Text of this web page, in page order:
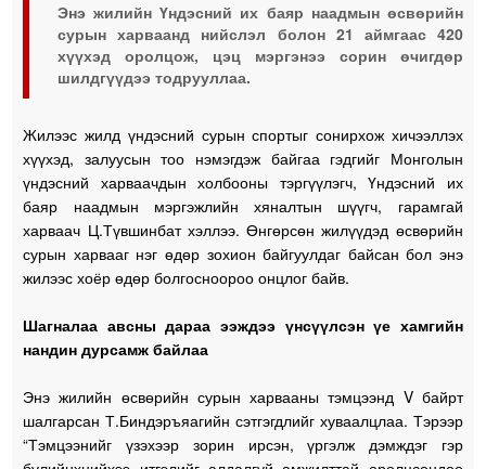
Энэ жилийн Үндэсний их баяр наадмын өсвөрийн
сурын харваанд нийслэл болон 21 аймгаас 420
хүүхэд оролцож, цэц мэргэнээ сорин өчигдөр
шилдгүүдээ тодрууллаа.
Жилээс жилд үндэсний сурын спортыг сонирхож хичээллэх
хүүхэд, залуусын тоо нэмэгдэж байгаа гэдгийг Монголын
үндэсний харваачдын холбооны тэргүүлэгч, Үндэсний их
баяр наадмын мэргэжлийн хяналтын шүүгч, гарамгай
харваач Ц.Түвшинбат хэллээ. Өнгөрсөн жилүүдэд өсвөрийн
сурын харвааг нэг өдөр зохион байгуулдаг байсан бол энэ
жилээс хоёр өдөр болгосноороо онцлог байв.
Шагналаа авсны дараа ээждээ үнсүүлсэн үе хамгийн
нандин дурсамж байлаа
Энэ жилийн өсвөрийн сурын харвааны тэмцээнд V байрт
шалгарсан Т.Биндэръяагийн сэтгэгдлийг хуваалцлаа. Тэрээр
“Тэмцээнийг үзэхээр зорин ирсэн, үргэлж дэмждэг гэр